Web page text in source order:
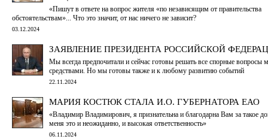
«Пишут в ответе на вопрос жителя «по независящим от правительства
обстоятельствам»... Что это значит, от нас ничего не зависит?
03.12.2024
ЗАЯВЛЕНИЕ ПРЕЗИДЕНТА РОССИЙСКОЙ
Мы всегда предпочитали и сейчас готовы решать все спорные вопросы
средствами. Но мы готовы также и к любому развитию событий
22.11.2024
МАРИЯ КОСТЮК СТАЛА И.О. ГУБЕРНАТОРА ЕАО
«Владимир Владимирович, я признательна и благодарна Вам за такое
меня это и неожиданно, и высокая ответственность»
06.11.2024